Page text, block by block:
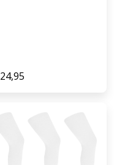
24,95